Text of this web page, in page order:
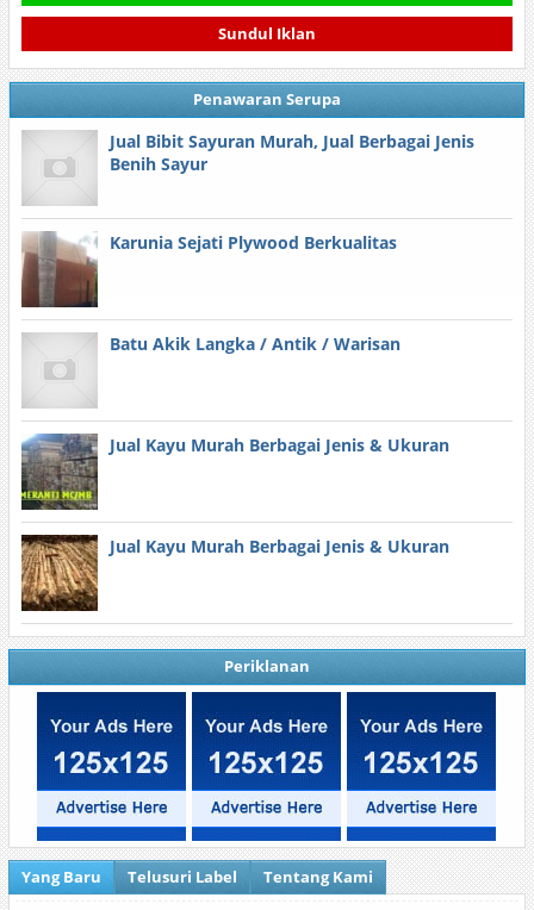
Sundul Iklan
Penawaran Serupa
Jual Bibit Sayuran Murah, Jual Berbagai Jenis
Benih Sayur
Karunia Sejati Plywood Berkualitas
Batu Akik Langka / Antik / Warisan
Jual Kayu Murah Berbagai Jenis & Ukuran
Jual Kayu Murah Berbagai Jenis & Ukuran
Periklanan
Yang Baru Telusuri Label Tentang Kami